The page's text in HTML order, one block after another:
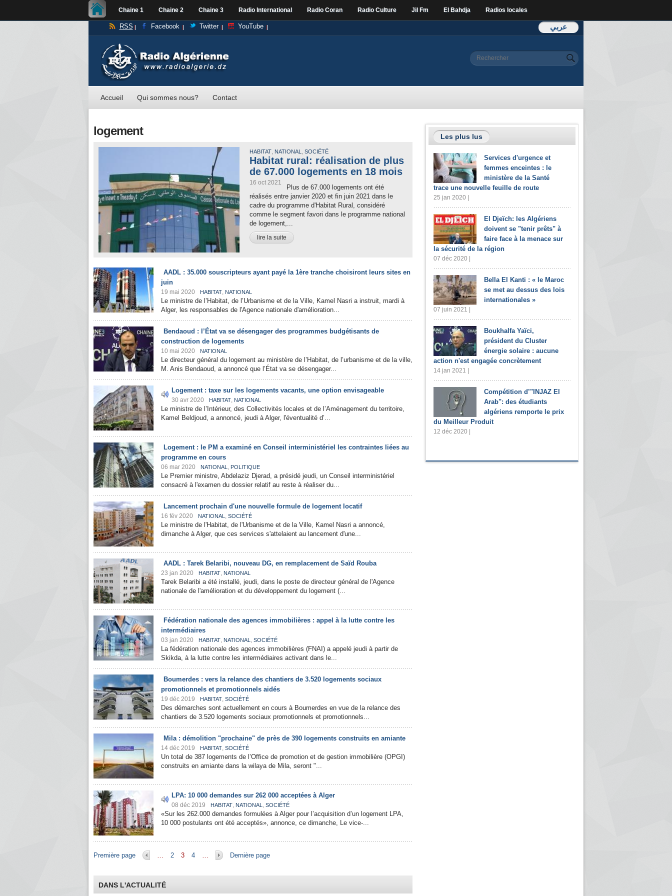
Chaine 1 Chaine 2 Chaine 3 Radio International Radio Coran Radio Culture Jil Fm El Bahdja Radios locales
عربي RSS Facebook Twitter YouTube
Formulaire de
Rechercher
Accueil Qui sommes nous? Contact
logement
HABITAT, NATIONAL , SOCIÉTÉ
Habitat rural: réalisation de plus
de 67.000 logements en 18 mois
16 oct 2021
Plus de 67.000 logements ont été
réalisés entre janvier 2020 et fin juin 2021 dans le
cadre du programme d'Habitat Rural, considéré
comme le segment favori dans le programme national
de logement,...
lire la suite
AADL : 35.000 souscripteurs ayant payé la 1ère tranche choisiront leurs sites en
juin
19 mai 2020 HABITAT, NATIONAL
Le ministre de l’Habitat, de l’Urbanisme et de la Ville, Kamel Nasri a instruit, mardi à
Alger, les responsables de l'Agence nationale d'amélioration...
Bendaoud : l’État va se désengager des programmes budgétisants de
construction de logements
10 mai 2020 NATIONAL
Le directeur général du logement au ministère de l’Habitat, de l’urbanisme et de la ville,
M. Anis Bendaoud, a annoncé que l’État va se désengager...
Logement : taxe sur les logements vacants, une option envisageable
30 avr 2020 HABITAT, NATIONAL
Le ministre de l’Intérieur, des Collectivités locales et de l’Aménagement du territoire,
Kamel Beldjoud, a annoncé, jeudi à Alger, l'éventualité d’...
Logement : le PM a examiné en Conseil interministériel les contraintes liées au
programme en cours
06 mar 2020 NATIONAL , POLITIQUE
Le Premier ministre, Abdelaziz Djerad, a présidé jeudi, un Conseil interministériel
consacré à l'examen du dossier relatif au reste à réaliser du...
Lancement prochain d'une nouvelle formule de logement locatif
16 fév 2020 NATIONAL , SOCIÉTÉ
Le ministre de l'Habitat, de l'Urbanisme et de la Ville, Kamel Nasri a annoncé,
dimanche à Alger, que ces services s'attelaient au lancement d'une...
AADL : Tarek Belaribi, nouveau DG, en remplacement de Saïd Rouba
23 jan 2020 HABITAT, NATIONAL
Tarek Belaribi a été installé, jeudi, dans le poste de directeur général de l'Agence
nationale de l'amélioration et du développement du logement (...
Fédération nationale des agences immobilières : appel à la lutte contre les
intermédiaires
03 jan 2020 HABITAT, NATIONAL , SOCIÉTÉ
La fédération nationale des agences immobilières (FNAI) a appelé jeudi à partir de
Skikda, à la lutte contre les intermédiaires activant dans le...
Boumerdes : vers la relance des chantiers de 3.520 logements sociaux
promotionnels et promotionnels aidés
19 déc 2019 HABITAT, SOCIÉTÉ
Des démarches sont actuellement en cours à Boumerdes en vue de la relance des
chantiers de 3.520 logements sociaux promotionnels et promotionnels...
Mila : démolition "prochaine" de près de 390 logements construits en amiante
14 déc 2019 HABITAT, SOCIÉTÉ
Un total de 387 logements de l’Office de promotion et de gestion immobilière (OPGI)
construits en amiante dans la wilaya de Mila, seront "...
LPA: 10 000 demandes sur 262 000 acceptées à Alger
08 déc 2019 HABITAT, NATIONAL , SOCIÉTÉ
«Sur les 262.000 demandes formulées à Alger pour l’acquisition d’un logement LPA,
10 000 postulants ont été acceptés», annonce, ce dimanche, Le vice-...
Pages
Première page … 2 3 4 … Dernière page
DANS L'ACTUALITÉ
Les plus lus
Services d'urgence et
femmes enceintes : le
ministère de la Santé
trace une nouvelle feuille de route
25 jan 2020 |
El Djeïch: les Algériens
doivent se "tenir prêts" à
faire face à la menace sur
la sécurité de la région
07 déc 2020 |
Bella El Kanti : « le Maroc
se met au dessus des lois
internationales »
07 juin 2021 |
Boukhalfa Yaïci,
président du Cluster
énergie solaire : aucune
action n'est engagée concrètement
14 jan 2021 |
Compétition d’"INJAZ El
Arab": des étudiants
algériens remporte le prix
du Meilleur Produit
12 déc 2020 |